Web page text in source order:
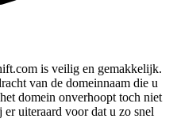
is veilig en gemakkelijk.
van de domeinnaam die u
domein onverhoopt toch niet
uiteraard voor dat u zo snel